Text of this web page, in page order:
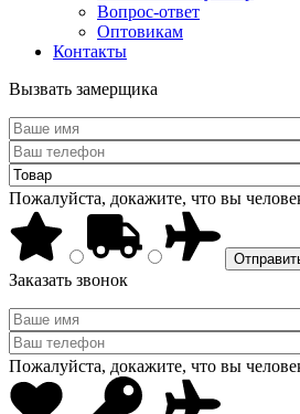
Вопрос-ответ
Оптовикам
Контакты
Вызвать замерщика
Пожалуйста, докажите, что вы
Заказать звонок
Пожалуйста, докажите, что вы